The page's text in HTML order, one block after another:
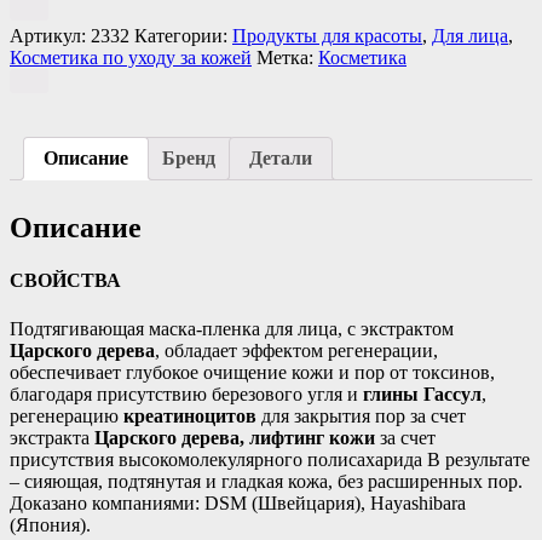
Артикул: 2332 Категории: Продукты для красоты, Для лица,
Косметика по уходу за кожей Метка: Косметика
Описание Бренд Детали
Описание
СВОЙСТВА
Подтягивающая маска-пленка для лица, с экстрактом
Царского дерева, обладает эффектом регенерации,
обеспечивает глубокое очищение кожи и пор от токсинов,
благодаря присутствию березового угля и глины Гассул,
регенерацию креатиноцитов для закрытия пор за счет
экстракта Царского дерева, лифтинг кожи за счет
присутствия высокомолекулярного полисахарида В результате
– сияющая, подтянутая и гладкая кожа, без расширенных пор.
Доказано компаниями: DSM (Швейцария), Hayashibara
(Япония).